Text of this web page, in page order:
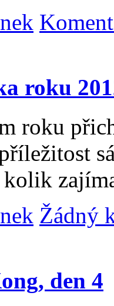
roku
roku
Žádný
den 4